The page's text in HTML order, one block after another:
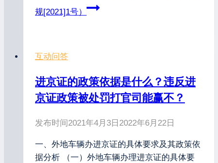
规[2021]1号）
互动问答
进京证的政策依据是什么？违反进
京证政策被处罚打官司能赢不？
发布时间2021年4月3日 2022年6月22日
一、外地车辆办进京证的具体要求及其政策依
据分析 （一）外地车辆办理进京证的具体要